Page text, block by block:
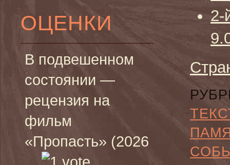
ОЦЕНКИ
В подвешенном
состоянии —
рецензия на
фильм
«Пропасть» (2026
2-